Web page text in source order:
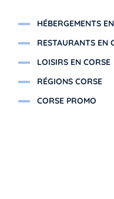
HÉBERGEMENTS
RESTAURANTS EN
LOISIRS EN CORSE
RÉGIONS CORSE
CORSE PROMO